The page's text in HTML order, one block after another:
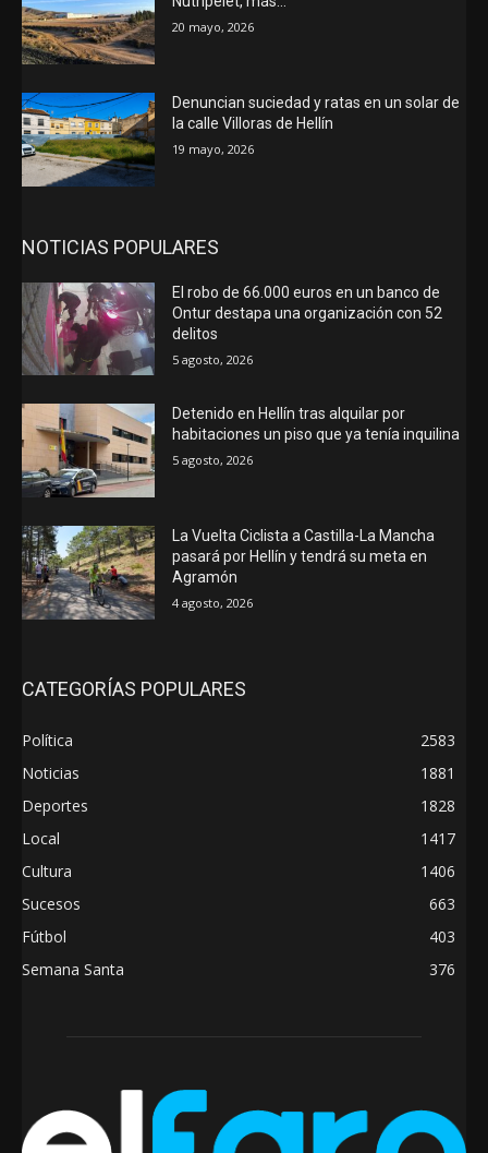
20 mayo, 2026
Denuncian suciedad y ratas en un solar de
la calle Villoras de Hellín
19 mayo, 2026
NOTICIAS POPULARES
El robo de 66.000 euros en un banco de
Ontur destapa una organización con 52
delitos
5 agosto, 2026
Detenido en Hellín tras alquilar por
habitaciones un piso que ya tenía inquilina
5 agosto, 2026
La Vuelta Ciclista a Castilla-La Mancha
pasará por Hellín y tendrá su meta en
Agramón
4 agosto, 2026
CATEGORÍAS POPULARES
Política
2583
Noticias
1881
Deportes
1828
Local
1417
Cultura
1406
Sucesos
663
Fútbol
403
Semana Santa
376